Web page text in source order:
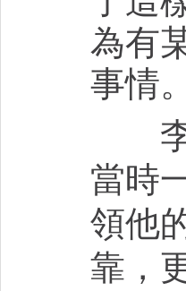
為有
事情。
李
當時
領他
靠，